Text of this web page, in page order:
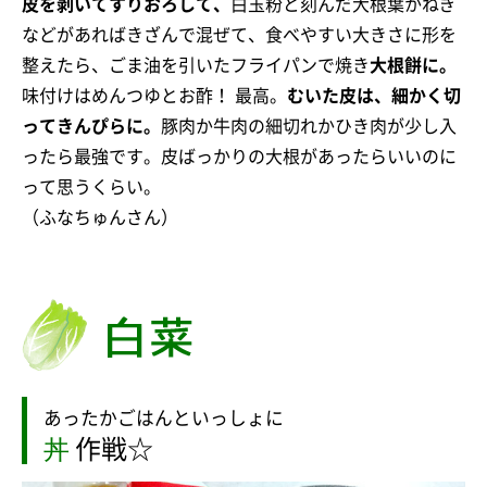
皮を剥いてすりおろして、
白玉粉と刻んだ大根葉かねぎ
などがあればきざんで混ぜて、食べやすい大きさに形を
整えたら、ごま油を引いたフライパンで焼き大根餅に。
味付けはめんつゆとお酢！ 最高。 むいた皮は、細かく切
ってきんぴらに。 豚肉か牛肉の細切れかひき肉が少し入
ったら最強です。皮ばっかりの大根があったらいいのに
って思うくらい。
（ふなちゅんさん）
あったかごはんといっしょに
丼 作戦☆